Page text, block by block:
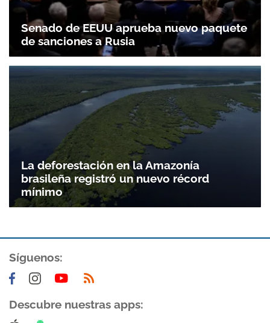
Senado de EEUU aprueba nuevo paquete
de sanciones a Rusia
La deforestación en la Amazonía
brasileña registró un nuevo récord
mínimo
Síguenos:
Descubre nuestras apps: